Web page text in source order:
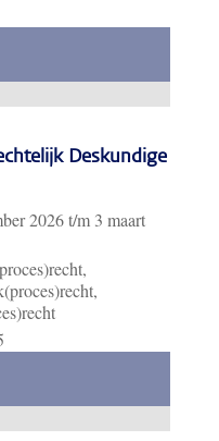
Deskundige
2026t/m 3 maart